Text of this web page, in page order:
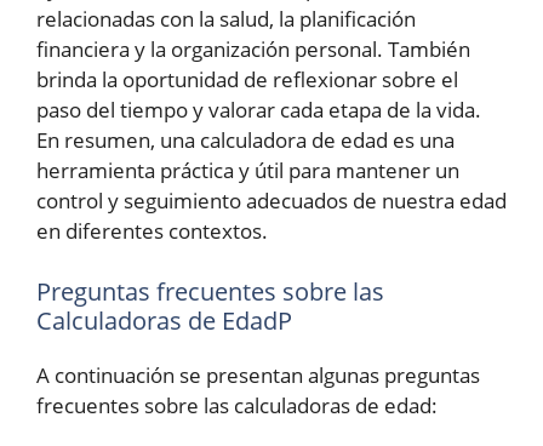
relacionadas con la salud, la planificación
financiera y la organización personal. También
brinda la oportunidad de reflexionar sobre el
paso del tiempo y valorar cada etapa de la vida.
En resumen, una calculadora de edad es una
herramienta práctica y útil para mantener un
control y seguimiento adecuados de nuestra edad
en diferentes contextos.
Preguntas frecuentes sobre las
Calculadoras de EdadP
A continuación se presentan algunas preguntas
frecuentes sobre las calculadoras de edad: